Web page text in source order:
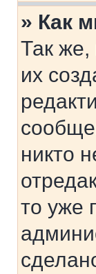
» Как
Так же,
их
никто
то уже